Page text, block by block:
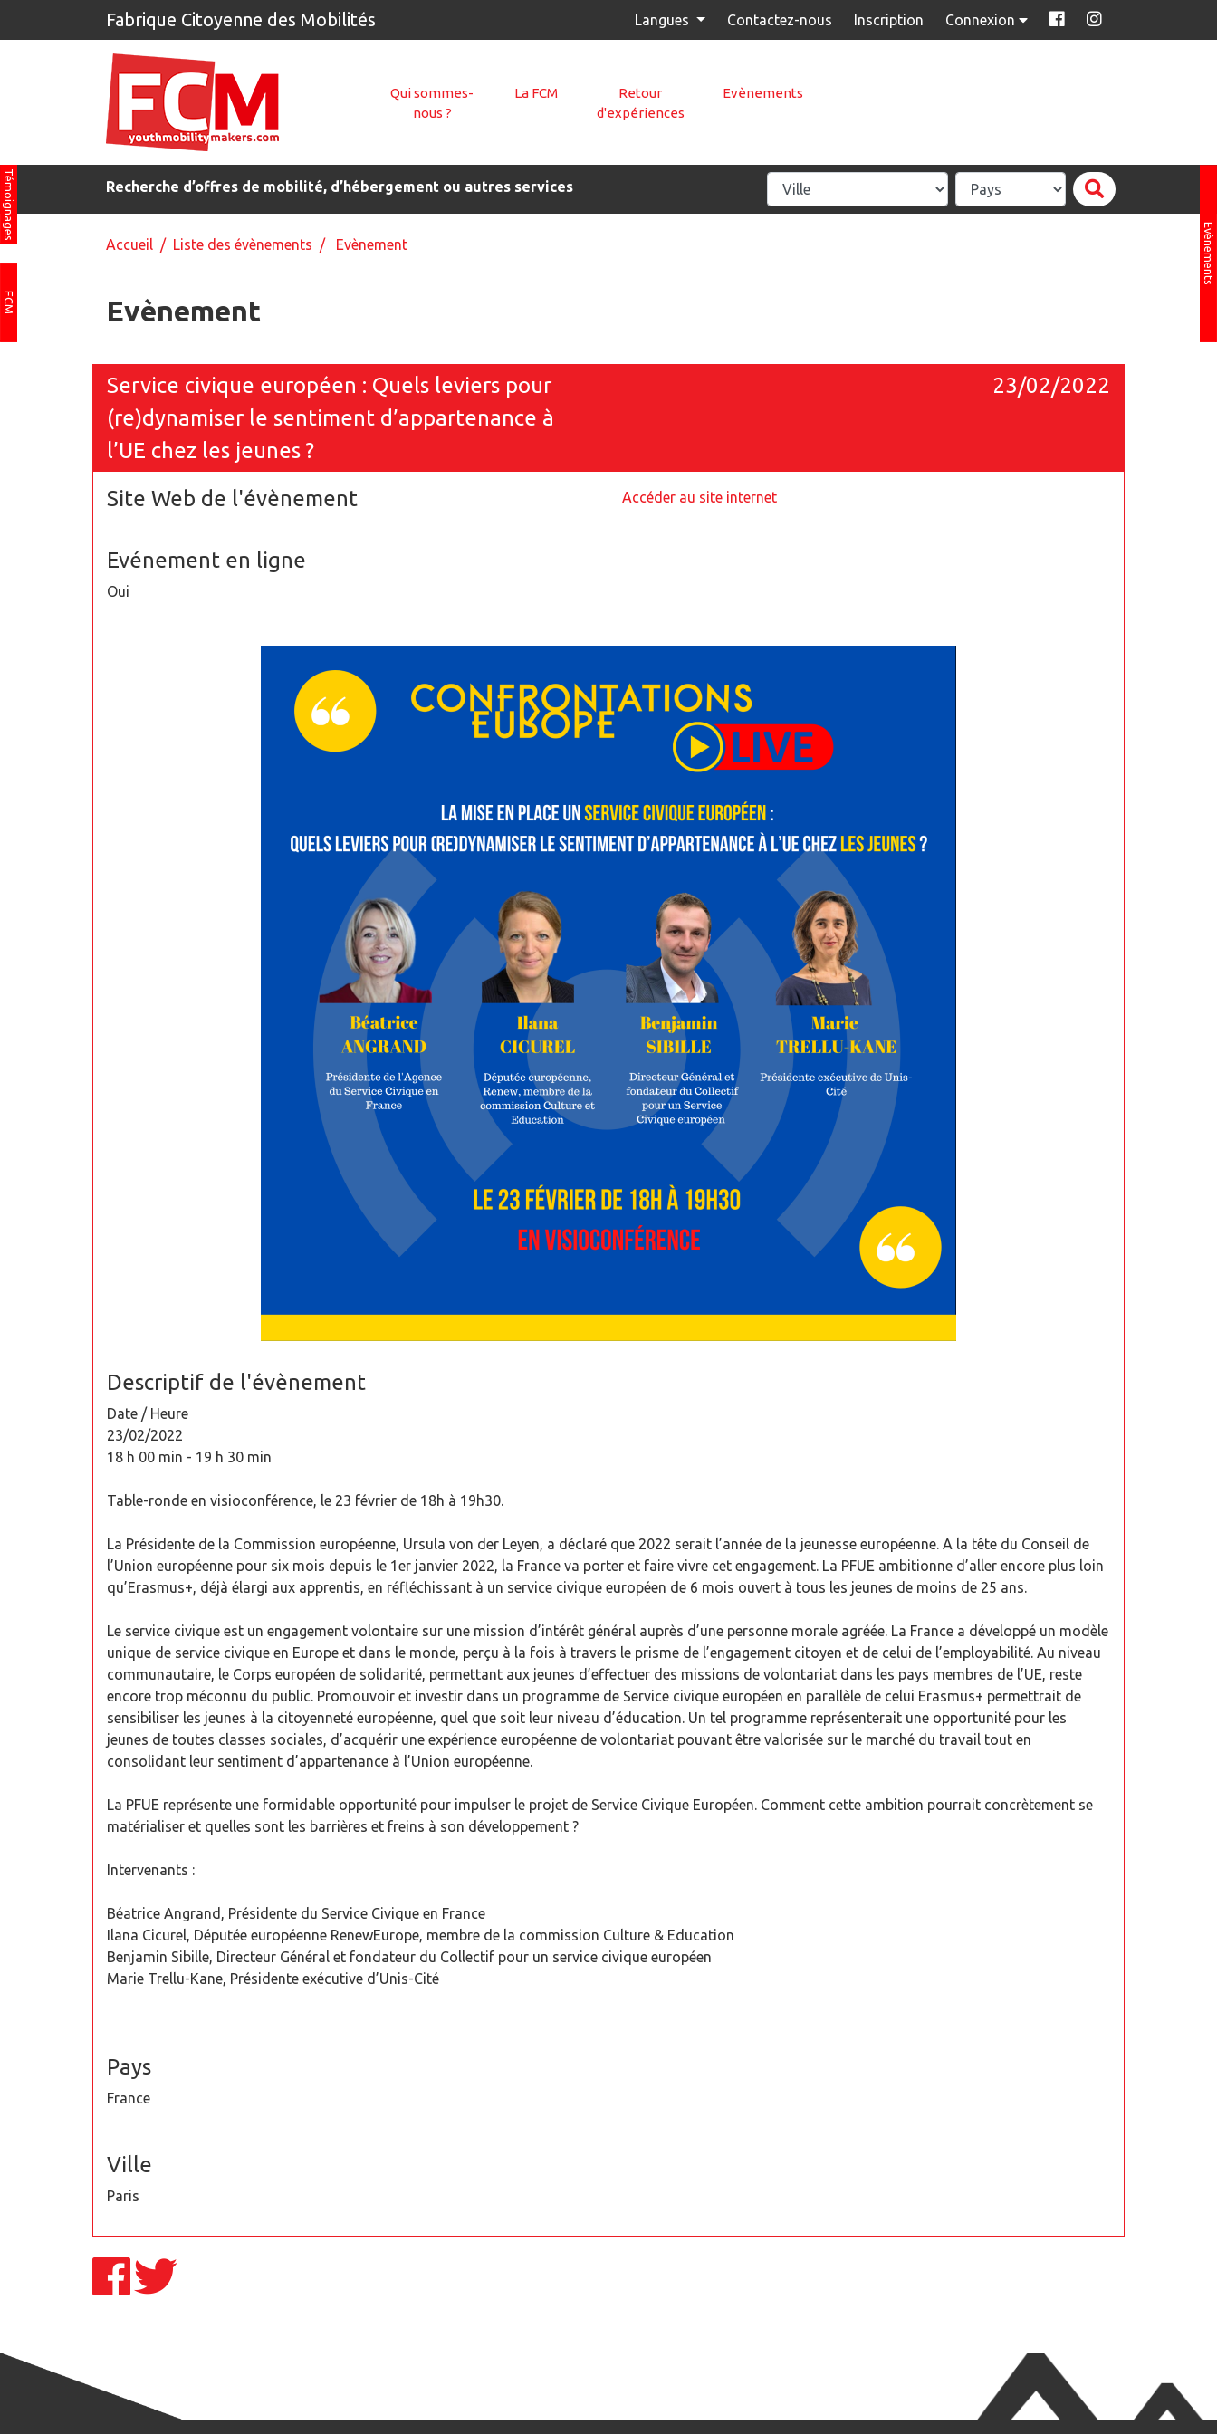
Fabrique Citoyenne des Mobilités Langues Contactez-nous Inscription Connexion
Qui sommes-
nous ?
La FCM
Retour
d'expériences
Evènements
Témoignages
FCM
Evènements
Recherche d’offres de mobilité, d’hébergement ou autres services
Accueil / Liste des évènements / Evènement
Evènement
Service civique européen : Quels leviers pour
(re)dynamiser le sentiment d’appartenance à
l’UE chez les jeunes ?
23/02/2022
Site Web de l'évènement Accéder au site internet
Evénement en ligne
Oui
Descriptif de l'évènement
Date / Heure
23/02/2022
18 h 00 min - 19 h 30 min
Table-ronde en visioconférence, le 23 février de 18h à 19h30.
La Présidente de la Commission européenne, Ursula von der Leyen, a déclaré que 2022 serait l’année de la jeunesse européenne. A la tête du Conseil de
l’Union européenne pour six mois depuis le 1er janvier 2022, la France va porter et faire vivre cet engagement. La PFUE ambitionne d’aller encore plus loin
qu’Erasmus+, déjà élargi aux apprentis, en réfléchissant à un service civique européen de 6 mois ouvert à tous les jeunes de moins de 25 ans.
Le service civique est un engagement volontaire sur une mission d’intérêt général auprès d’une personne morale agréée. La France a développé un modèle
unique de service civique en Europe et dans le monde, perçu à la fois à travers le prisme de l’engagement citoyen et de celui de l’employabilité. Au niveau
communautaire, le Corps européen de solidarité, permettant aux jeunes d’effectuer des missions de volontariat dans les pays membres de l’UE, reste
encore trop méconnu du public. Promouvoir et investir dans un programme de Service civique européen en parallèle de celui Erasmus+ permettrait de
sensibiliser les jeunes à la citoyenneté européenne, quel que soit leur niveau d’éducation. Un tel programme représenterait une opportunité pour les
jeunes de toutes classes sociales, d’acquérir une expérience européenne de volontariat pouvant être valorisée sur le marché du travail tout en
consolidant leur sentiment d’appartenance à l’Union européenne.
La PFUE représente une formidable opportunité pour impulser le projet de Service Civique Européen. Comment cette ambition pourrait concrètement se
matérialiser et quelles sont les barrières et freins à son développement ?
Intervenants :
Béatrice Angrand, Présidente du Service Civique en France
Ilana Cicurel, Députée européenne RenewEurope, membre de la commission Culture & Education
Benjamin Sibille, Directeur Général et fondateur du Collectif pour un service civique européen
Marie Trellu-Kane, Présidente exécutive d’Unis-Cité
Pays
France
Ville
Paris